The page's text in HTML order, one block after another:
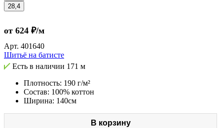
28,4
от 624 ₽/м
Арт. 401640
Шитьё на батисте
Есть в наличии 171 м
Плотность: 190 г/м²
Состав: 100% коттон
Ширина: 140см
В корзину